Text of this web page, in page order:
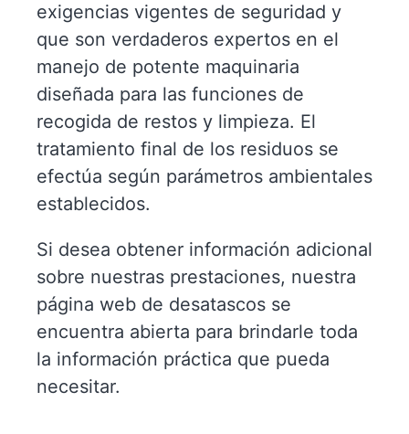
exigencias vigentes de seguridad y
que son verdaderos expertos en el
manejo de potente maquinaria
diseñada para las funciones de
recogida de restos y limpieza. El
tratamiento final de los residuos se
efectúa según parámetros ambientales
establecidos.
Si desea obtener información adicional
sobre nuestras prestaciones, nuestra
página web de desatascos se
encuentra abierta para brindarle toda
la información práctica que pueda
necesitar.